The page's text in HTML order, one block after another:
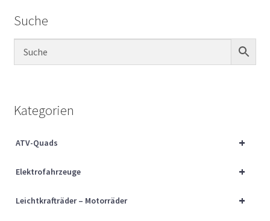
Sachs Ersatzteile
Über uns
Vertrag widerrufen
Widerrufsbelehrung
Cart
Suche
Kategorien
+
ATV-Quads
+
Elektrofahrzeuge
+
Leichtkrafträder – Motorräder